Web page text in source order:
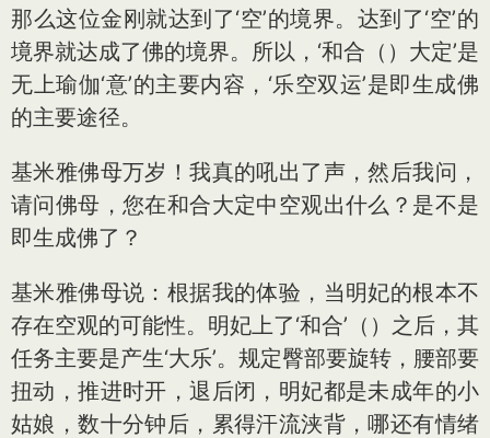
那么这位金刚就达到了‘空’的境界。达到了‘空’的
境界就达成了佛的境界。所以，‘和合（）大定’是
无上瑜伽‘意’的主要内容，‘乐空双运’是即生成佛
的主要途径。
基米雅佛母万岁！我真的吼出了声，然后我问，
请问佛母，您在和合大定中空观出什么？是不是
即生成佛了？
基米雅佛母说：根据我的体验，当明妃的根本不
存在空观的可能性。明妃上了‘和合’（）之后，其
任务主要是产生‘大乐’。规定臀部要旋转，腰部要
扭动，推进时开，退后闭，明妃都是未成年的小
姑娘，数十分钟后，累得汗流浃背，哪还有情绪